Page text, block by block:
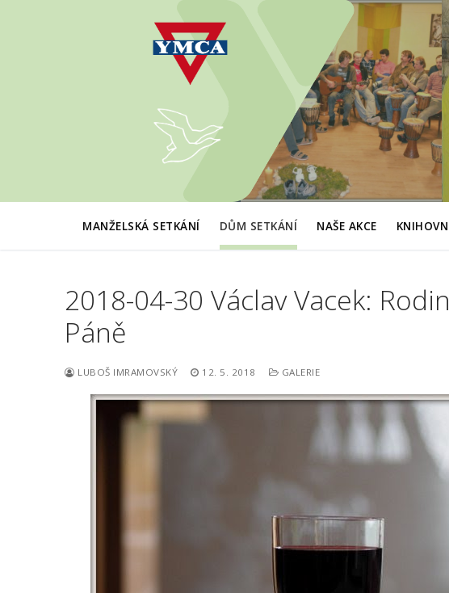
MANŽELSKÁ SETKÁNÍ DŮM SETKÁNÍ NAŠE AKCE
2018-04-30 Václav Vacek:
Páně
LUBOŠ IMRAMOVSKÝ 12. 5. 2018 GALERIE